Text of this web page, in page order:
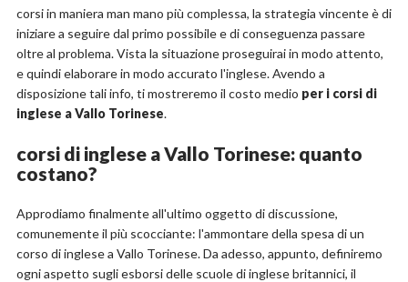
corsi in maniera man mano più complessa, la strategia vincente è di
iniziare a seguire dal primo possibile e di conseguenza passare
oltre al problema. Vista la situazione proseguirai in modo attento,
e quindi elaborare in modo accurato l'inglese. Avendo a
disposizione tali info, ti mostreremo il costo medio per i corsi di
inglese a Vallo Torinese.
corsi di inglese a Vallo Torinese: quanto
costano?
Approdiamo finalmente all'ultimo oggetto di discussione,
comunemente il più scocciante: l'ammontare della spesa di un
corso di inglese a Vallo Torinese. Da adesso, appunto, definiremo
ogni aspetto sugli esborsi delle scuole di inglese britannici, il